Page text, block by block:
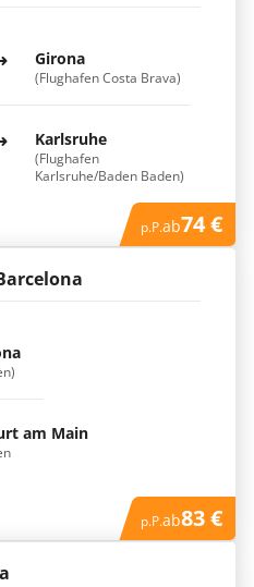
Girona
(Flughafen Costa Brava)
Karlsruhe
(Flughafen
Karlsruhe/Baden Baden)
p.P.ab74 €
am Main
p.P.ab83 €